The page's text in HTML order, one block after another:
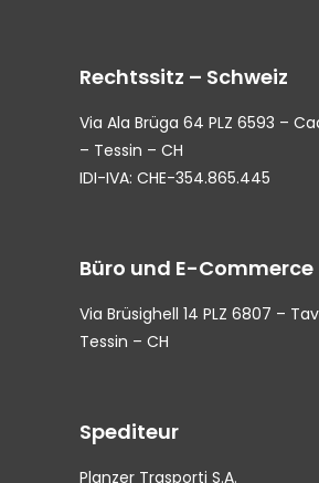
Rechtssitz – Schweiz
Via Ala Brüga 64 PLZ 6593 –
– Tessin – CH
IDI-IVA: CHE-354.865.445
Büro und E-Commerce
Via Brüsighell 14 PLZ 6807 –
Tessin – CH
Spediteur
Planzer Trasporti S.A.